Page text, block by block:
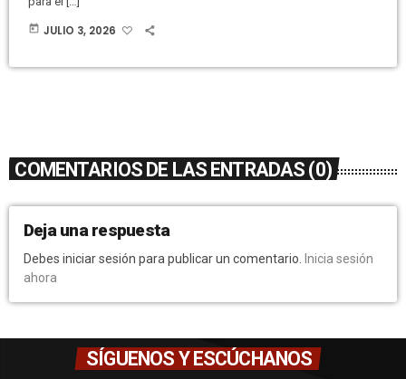
today JULIO 3, 2026
COMENTARIOS DE LAS ENTRADAS (0)
Deja una respuesta
Debes iniciar sesión para publicar un comentario.
Inicia sesión
ahora
SÍGUENOS Y ESCÚCHANOS